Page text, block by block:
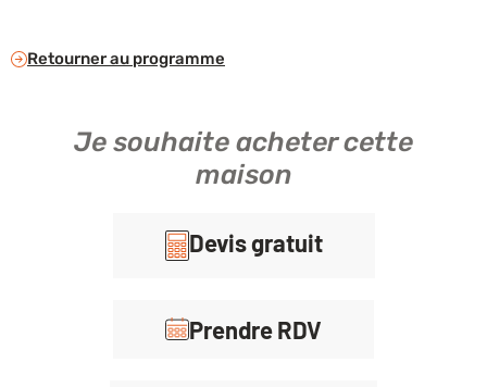
Retourner au programme
Je souhaite acheter cette
maison
Devis gratuit
Prendre RDV